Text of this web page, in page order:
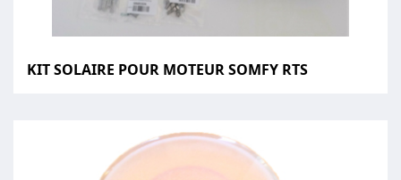
KIT SOLAIRE POUR MOTEUR SOMFY RTS